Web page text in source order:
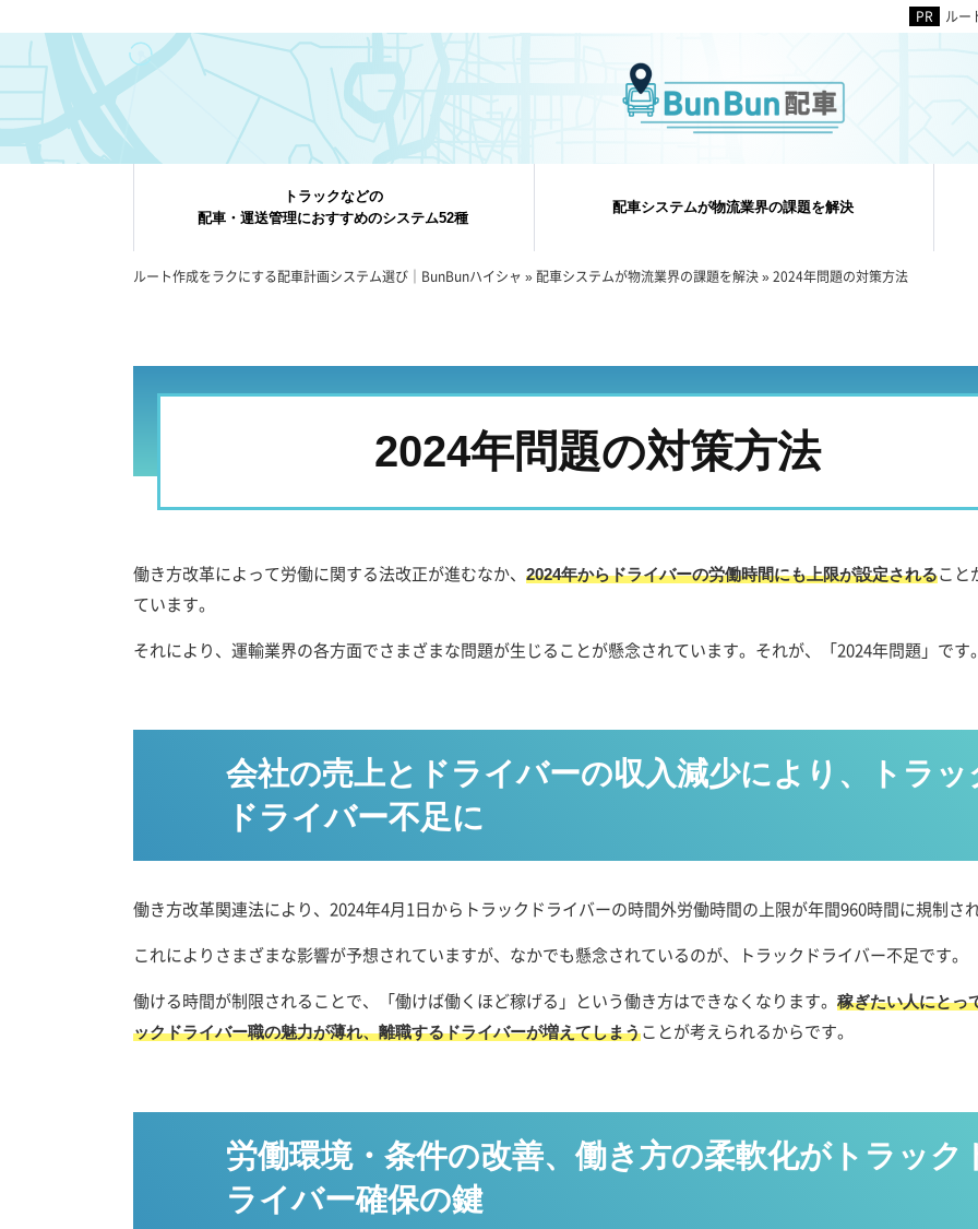
ルー
トラックなどの
配車・運送管理におすすめのシステム52種
配車システムが物流業界の課題を解決
ルート作成をラクにする配車計画システム選び｜BunBunハイシャ »配車システムが物流業界の課題を解決»2024年問題の対策方法
2024年問題の対策方法
働き方改革によって労働に関する法改正が進むなか、 2024年からドライバーの労働時間にも上限が設定されること
ています。
それにより、運輸業界の各方面でさまざまな問題が生じることが懸念されています。それが、「2024年問題」です。
会社の売上とドライバーの収入減少により、
トラッ
ドライバー不足に
働き方改革関連法により、2024年4月1日からトラックドライバーの時間外労働時間の上限が年間960時間に規制され
これによりさまざまな影響が予想されていますが、なかでも懸念されているのが、トラックドライバー不足です。
働ける時間が制限されることで、「働けば働くほど稼げる」という働き方はできなくなります。 稼ぎたい人にとっ
ックドライバー職の魅力が薄れ、離職するドライバーが増えてしまうことが考えられるからです。
労働環境・条件の改善、働き方の柔軟化がトラック
ライバー確保の鍵